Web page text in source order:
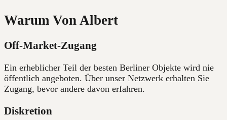
Warum Von Albert
Off-Market-Zugang
Ein erheblicher Teil der besten Berliner Objekte wird nie
öffentlich angeboten. Über unser Netzwerk erhalten Sie
Zugang, bevor andere davon erfahren.
Diskretion